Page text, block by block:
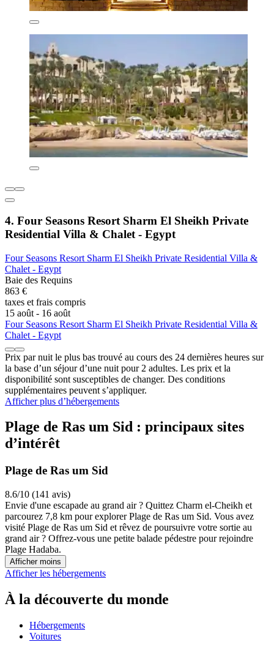
4. Four Seasons Resort Sharm El Sheikh Private
Residential Villa & Chalet - Egypt
Four Seasons Resort Sharm El Sheikh Private Residential Villa &
Chalet - Egypt
Baie des Requins
863 €
taxes et frais compris
15 août - 16 août
Four Seasons Resort Sharm El Sheikh Private Residential Villa &
Chalet - Egypt
Prix par nuit le plus bas trouvé au cours des 24 dernières heures sur
la base d’un séjour d’une nuit pour 2 adultes. Les prix et la
disponibilité sont susceptibles de changer. Des conditions
supplémentaires peuvent s’appliquer.
Afficher plus d’hébergements
Plage de Ras um Sid : principaux sites
d’intérêt
Plage de Ras um Sid
8.6/10 (141 avis)
Envie d'une escapade au grand air ? Quittez Charm el-Cheikh et
parcourez 7,8 km pour explorer Plage de Ras um Sid. Vous avez
visité Plage de Ras um Sid et rêvez de poursuivre votre sortie au
grand air ? Offrez-vous une petite balade pédestre pour rejoindre
Plage Hadaba.
Afficher moins
Afficher les hébergements
À la découverte du monde
Hébergements
Voitures